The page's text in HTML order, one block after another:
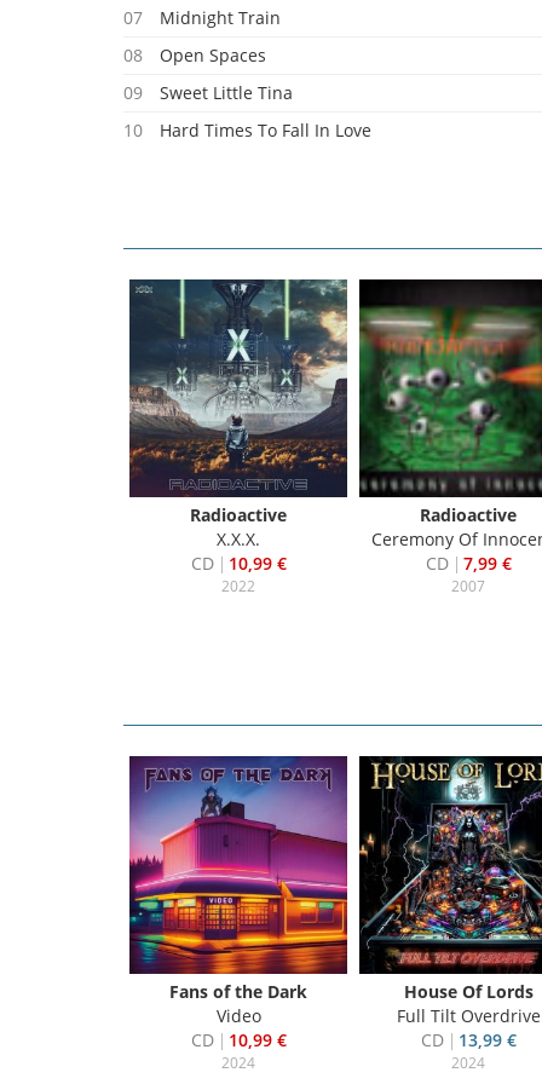
07
Midnight Train
08
Open Spaces
09
Sweet Little Tina
10
Hard Times To Fall In Love
Radioactive
X.X.X.
CD
10,99 €
2022
Radioactive
Ceremony Of
CD
7,99 €
2007
Fans of the Dark
Video
CD
10,99 €
2024
House Of Lords
Full Tilt Overdrive
CD
13,99 €
2024